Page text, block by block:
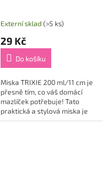
Externí sklad (>5 ks)
29 Kč
Do košíku
Miska TRIXIE 200 ml/11 cm je
přesně tím, co váš domácí
mazlíček potřebuje! Tato
praktická a stylová miska je
perfektním řešením pro